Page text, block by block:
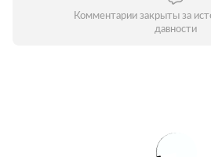
Комментарии закрыты за
давности